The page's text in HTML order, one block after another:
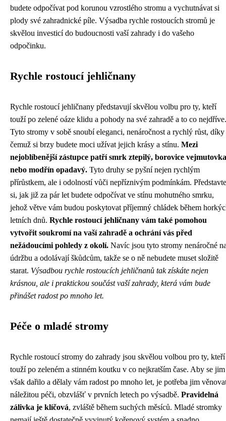
budete odpočívat pod korunou vzrostlého stromu a vychutnávat si
plody své zahradnické píle. Výsadba rychle rostoucích stromů je
skvělou investicí do budoucnosti vaší zahrady i do vašeho
odpočinku.
Rychle rostoucí jehličnany
Rychle rostoucí jehličnany představují skvělou volbu pro ty, kteří
touží po zelené oáze klidu a pohody na své zahradě a to co nejdříve.
Tyto stromy v sobě snoubí eleganci, nenáročnost a rychlý růst, díky
čemuž si brzy budete moci užívat jejich krásy a stínu. Mezi
nejoblíbenější zástupce patří smrk ztepilý, borovice vejmutovka
nebo modřín opadavý. Tyto druhy se pyšní nejen rychlým
přírůstkem, ale i odolností vůči nepříznivým podmínkám. Představte
si, jak již za pár let budete odpočívat ve stínu mohutného smrku,
jehož větve vám budou poskytovat příjemný chládek během
letních dnů. Rychle rostoucí jehličnany vám také pomohou
vytvořit soukromí na vaší zahradě a ochrání vás před
nežádoucími pohledy z okolí. Navíc jsou tyto stromy nenáročné
údržbu a odolávají škůdcům, takže se o ně nebudete muset složitě
starat. Výsadbou rychle rostoucích jehličnanů tak získáte nejen
krásnou, ale i praktickou součást vaší zahrady, která vám bude
přinášet radost po mnoho let.
Péče o mladé stromy
Rychle rostoucí stromy do zahrady jsou skvělou volbou pro ty, kteří
touží po zeleném a stinném koutku v co nejkratším čase. Aby se jim
však dařilo a dělaly vám radost po mnoho let, je potřeba jim
náležitou péči, obzvlášť v prvních letech po výsadbě. Pravidelná
zálivka je klíčová, zvláště během suchých měsíců. Mladé stromky